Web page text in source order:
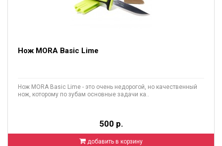
Нож MORA Basic Lime
Нож MORA Basic Lime - это очень недорогой, но качественный
нож, которому по зубам основные задачи ка..
500 р.
добавить в корзину